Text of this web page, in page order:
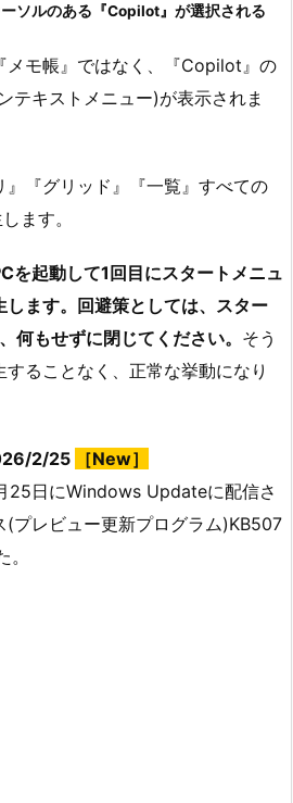
ソルのある『Copilot』が選択される
メモ帳』ではなく、『Copilot』の
テキストメニュー)が表示されま
』『グリッド』『一覧』すべての
ます。
を起動して1回目にスタートメニュ
します。回避策としては、スター
何もせずに閉じてください。 そう
ることなく、正常な挙動になり
2/25
［New］
25日にWindows Updateに配信さ
(プレビュー更新プログラム)KB507